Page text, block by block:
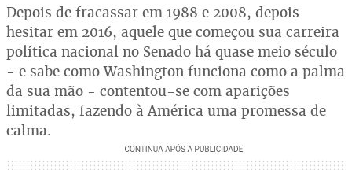
Depois de fracassar em 1988 e 2008, depois
hesitar em 2016, aquele que começou sua carreira
política nacional no Senado há quase meio século
- e sabe como Washington funciona como a palma
da sua mão - contentou-se com aparições
limitadas, fazendo à América uma promessa de
calma.